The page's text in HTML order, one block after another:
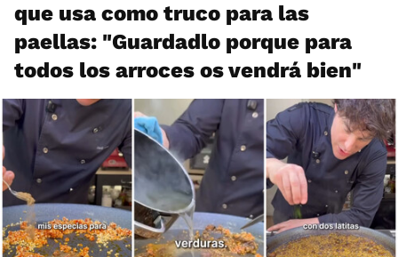
que usa como truco para las
paellas: "Guardadlo porque para
todos los arroces os vendrá bien"